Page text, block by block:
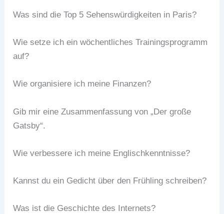
Was sind die Top 5 Sehenswürdigkeiten in Paris?
Wie setze ich ein wöchentliches Trainingsprogramm
auf?
Wie organisiere ich meine Finanzen?
Gib mir eine Zusammenfassung von „Der große
Gatsby“.
Wie verbessere ich meine Englischkenntnisse?
Kannst du ein Gedicht über den Frühling schreiben?
Was ist die Geschichte des Internets?